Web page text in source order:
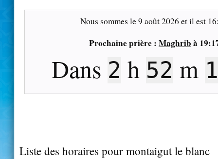
Nous sommes le9 août 2026 et il est
Prochaine prière : Maghrib à
Dans 2 h 52 m
Liste des horaires pour montaigut le blanc